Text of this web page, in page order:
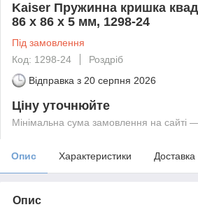
Kaiser Пружинна кришка
86 x 86 x 5 мм, 1298-24
Під замовлення
Код: 1298-24
Роздріб
Відправка з 20 серпня 2026
Ціну уточнюйте
Мінімальна сума замовлення на сайті
Опис Характеристики Доставка
Опис